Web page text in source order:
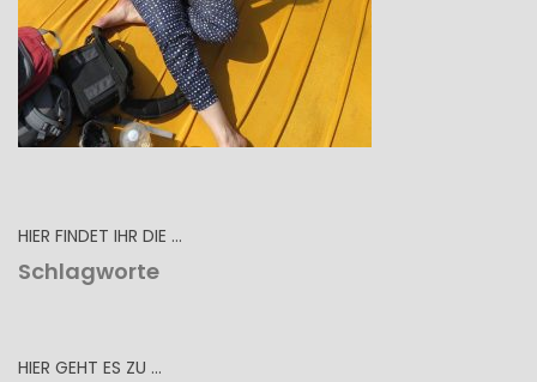
HIER FINDET IHR DIE …
Schlagworte
HIER GEHT ES ZU …